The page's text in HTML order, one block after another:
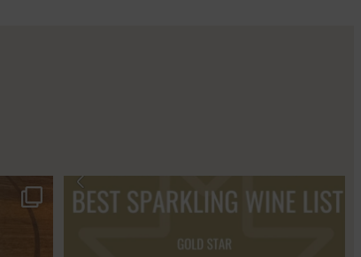
Fredagssmagningerne lever – og de næste er lige...